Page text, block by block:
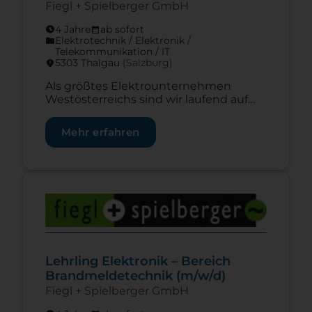
Fiegl + Spielberger GmbH
schedule4 Jahrecalendar_monthab sofort
folderElektrotechnik / Elektronik /
Telekommunikation / IT
location_on5303 Thalgau (Salzburg)
Als größtes Elektrounternehmen
Westösterreichs sind wir laufend auf
engagierten Mitarbeitern, die
gemeinsam mit uns unsere
Westösterreichs. Als Lehrling der
Elektronik erlernst du die Errichtung,
die Installation, die Inbetriebnahme
und die Wartung von
Mehr erfahren
Lehrling Elektronik – Bereich
Brandmeldetechnik (m/w/d)
Fiegl + Spielberger GmbH